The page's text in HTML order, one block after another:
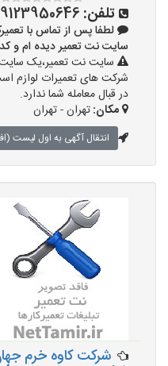
تلفن:
لطفا پس از تماس با
سایت نت تعمیر دیده ام و کد «تعمیرکار-
سایت نت تعمیر،یک
شرکت های تعمیرات لوازم
در قبال معامله شما ندارد.
مکان:تهران - تهران
انتقال آگهی به اول لیست
شرکت کاوه خرم